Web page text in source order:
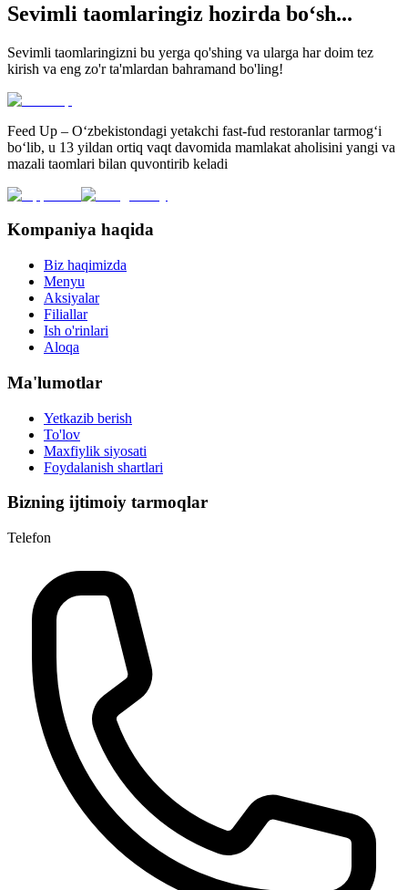
Sevimli taomlaringiz hozirda boʻsh...
Sevimli taomlaringizni bu yerga qo'shing va ularga har doim tez
kirish va eng zo'r ta'mlardan bahramand bo'ling!
Feed Up – O‘zbekistondagi yetakchi fast-fud restoranlar tarmog‘i
bo‘lib, u 13 yildan ortiq vaqt davomida mamlakat aholisini yangi va
mazali taomlari bilan quvontirib keladi
Kompaniya haqida
Biz haqimizda
Menyu
Aksiyalar
Filiallar
Ish o'rinlari
Aloqa
Ma'lumotlar
Yetkazib berish
To'lov
Maxfiylik siyosati
Foydalanish shartlari
Bizning ijtimoiy tarmoqlar
Telefon